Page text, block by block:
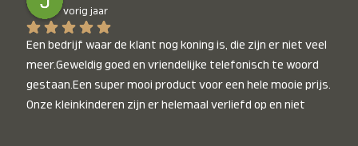
vorig jaar
Een bedrijf waar de klant nog koning is, die zijn er niet veel
meer.Geweldig goed en vriendelijke telefonisch te woord
gestaan.Een super mooi product voor een hele mooie prijs.
Onze kleinkinderen zijn er helemaal verliefd op en niet